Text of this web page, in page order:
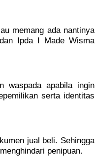
memang ada nantinya
Ipda I Made Wisma
waspada apabila ingin
serta identitas
jual beli. Sehingga
penipuan.